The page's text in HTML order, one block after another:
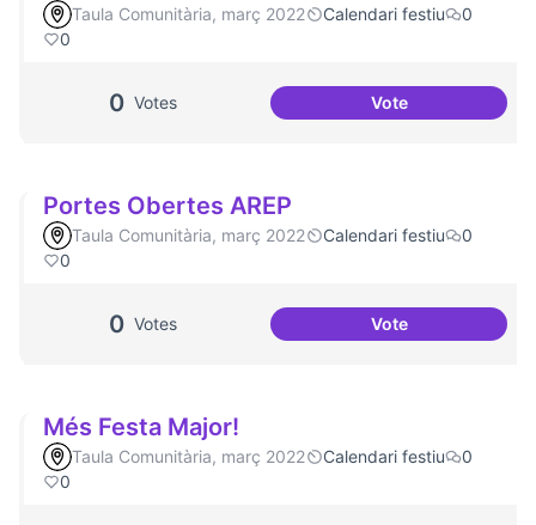
Taula Comunitària, març 2022 Calendari festiu
0
0
0 Votes VoteDates clau al
Portes Obertes AREP
Taula Comunitària, març 2022 Calendari festiu
0
0
0 Votes VotePortes Obertes
Més Festa Major!
Taula Comunitària, març 2022 Calendari festiu
0
0